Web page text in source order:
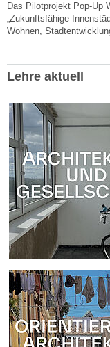
Das Pilotprojekt Pop-Up
„Zukunftsfähige
Wohnen,
Lehre aktuell